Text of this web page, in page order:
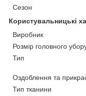
Сезон
Користувальницькі
Виробник
Розмір головного
Тип
Оздоблення та
Тип тканини